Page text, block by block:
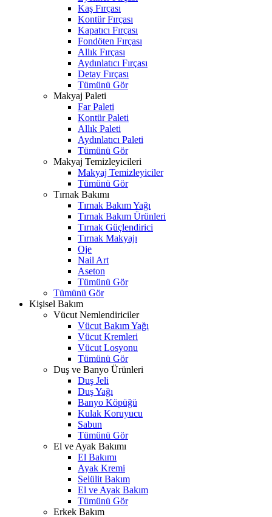
Kaş Fırçası
Kontür Fırçası
Kapatıcı Fırçası
Fondöten Fırçası
Allık Fırçası
Aydınlatıcı Fırçası
Detay Fırçası
Tümünü Gör
Makyaj Paleti
Far Paleti
Kontür Paleti
Allık Paleti
Aydınlatıcı Paleti
Tümünü Gör
Makyaj Temizleyicileri
Makyaj Temizleyiciler
Tümünü Gör
Tırnak Bakımı
Tırnak Bakım Yağı
Tırnak Bakım Ürünleri
Tırnak Güçlendirici
Tırnak Makyajı
Oje
Nail Art
Aseton
Tümünü Gör
Tümünü Gör
Kişisel Bakım
Vücut Nemlendiriciler
Vücut Bakım Yağı
Vücut Kremleri
Vücut Losyonu
Tümünü Gör
Duş ve Banyo Ürünleri
Duş Jeli
Duş Yağı
Banyo Köpüğü
Kulak Koruyucu
Sabun
Tümünü Gör
El ve Ayak Bakımı
El Bakımı
Ayak Kremi
Selülit Bakım
El ve Ayak Bakım
Tümünü Gör
Erkek Bakım